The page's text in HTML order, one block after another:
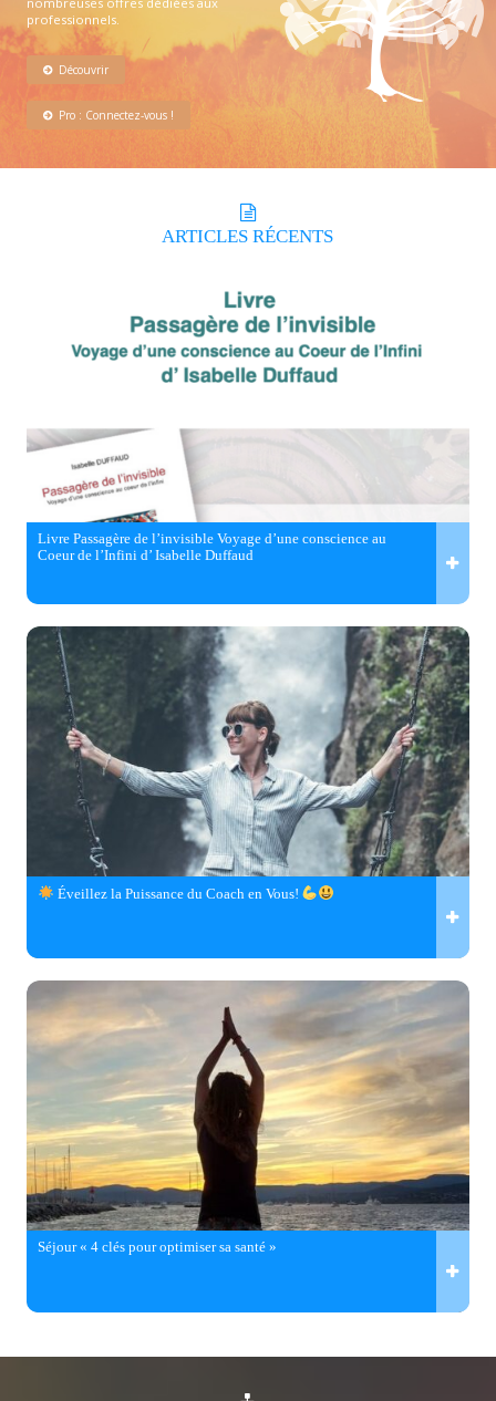
professionnels.
Découvrir
Pro : Connectez-vous !
ARTICLES RÉCENTS
Livre Passagère de l’invisible Voyage d’une conscience au
Coeur de l’Infini d’ Isabelle Duffaud
Éveillez la Puissance du Coach en Vous!
Séjour « 4 clés pour optimiser sa santé »